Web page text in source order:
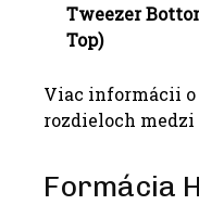
Tweezer
Top)
Viac informácii
rozdieloch
Formácia